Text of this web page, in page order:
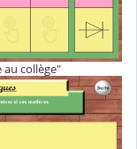
au collège"